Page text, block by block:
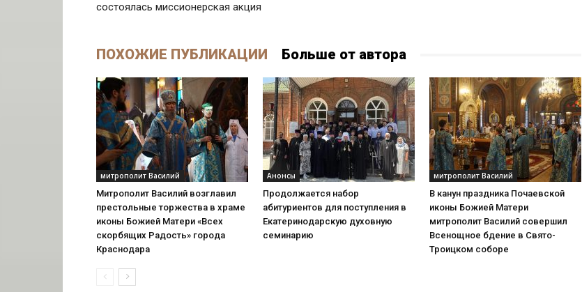
состоялась миссионерская акция
ПОХОЖИЕ ПУБЛИКАЦИИ Больше от автора
митрополит Василий
Митрополит Василий возглавил
престольные торжества в храме
иконы Божией Матери «Всех
скорбящих Радость» города
Краснодара
Анонсы
Продолжается набор
абитуриентов для поступления в
Екатеринодарскую духовную
семинарию
митрополит Василий
В канун праздника Почаевской
иконы Божией Матери
митрополит Василий совершил
Всенощное бдение в Свято-
Троицком соборе